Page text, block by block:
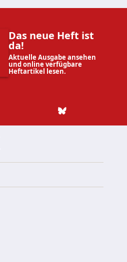
Das neue Heft ist
da!
Aktuelle Ausgabe ansehen
und online verfügbare
Heftartikel lesen.